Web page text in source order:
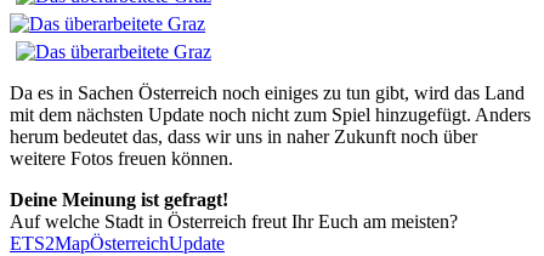
Da es in Sachen Österreich noch einiges zu tun gibt, wird das Land
mit dem nächsten Update noch nicht zum Spiel hinzugefügt. Anders
herum bedeutet das, dass wir uns in naher Zukunft noch über
weitere Fotos freuen können.
Deine Meinung ist gefragt!
Auf welche Stadt in Österreich freut Ihr Euch am meisten?
ETS2MapÖsterreichUpdate